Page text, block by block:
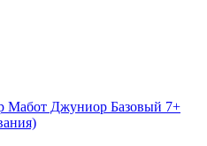
Мабот Джуниор Базовый 7+